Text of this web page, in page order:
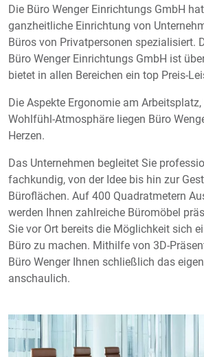
Die Büro Wenger Einrichtungs GmbH
ganzheitliche Einrichtung von
Büros von Privatpersonen spezialisiert.
Büro Wenger Einrichtungs GmbH ist
bietet in allen Bereichen ein top Preis-
Die Aspekte Ergonomie am
Wohlfühl-Atmosphäre liegen Büro
Herzen.
Das Unternehmen begleitet Sie
fachkundig, von der Idee bis hin zur
Büroflächen. Auf 400 Quadratmetern
werden Ihnen zahlreiche Büromöbel
Sie vor Ort bereits die Möglichkeit sich
Büro zu machen. Mithilfe von 3D-
Büro Wenger Ihnen schließlich das
anschaulich.